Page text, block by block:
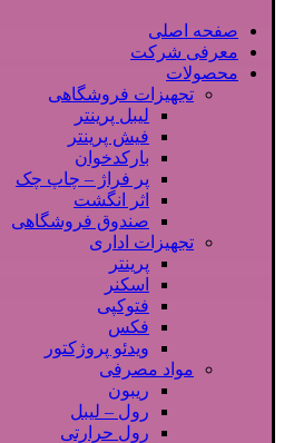
صفحه اصلی
معرفی شرکت
محصولات
تجهیزات فروشگاهی
لیبل پرینتر
فیش پرینتر
بارکدخوان
پر فراژ – چاپ چک
اثر انگشت
صندوق فروشگاهی
تجهیزات اداری
پرینتر
اسکنر
فتوکپی
فکس
ویدئو پروژکتور
مواد مصرفی
ریبون
رول – لیبل
رول حرارتی